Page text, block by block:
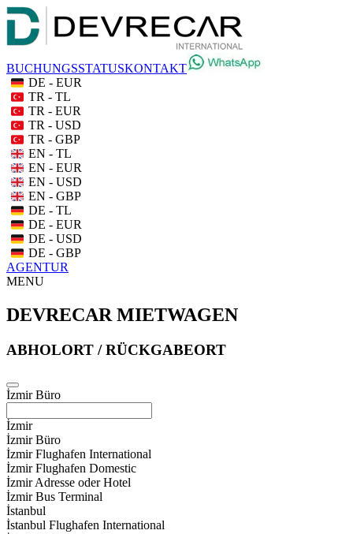
BUCHUNGSSTATUSKONTAKT
DE - EUR
TR - TL
TR - EUR
TR - USD
TR - GBP
EN - TL
EN - EUR
EN - USD
EN - GBP
DE - TL
DE - EUR
DE - USD
DE - GBP
AGENTUR
MENU
DEVRECAR MIETWAGEN
ABHOLORT / RÜCKGABEORT
İzmir Büro
İzmir
İzmir Büro
İzmir Flughafen International
İzmir Flughafen Domestic
İzmir Adresse oder Hotel
İzmir Bus Terminal
İstanbul
İstanbul Flughafen International